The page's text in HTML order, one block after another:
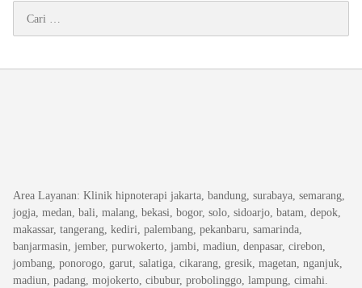
untuk:
Area Layanan: Klinik hipnoterapi jakarta, bandung, surabaya, semarang,
jogja, medan, bali, malang, bekasi, bogor, solo, sidoarjo, batam, depok,
makassar, tangerang, kediri, palembang, pekanbaru, samarinda,
banjarmasin, jember, purwokerto, jambi, madiun, denpasar, cirebon,
jombang, ponorogo, garut, salatiga, cikarang, gresik, magetan, nganjuk,
madiun, padang, mojokerto, cibubur, probolinggo, lampung, cimahi.